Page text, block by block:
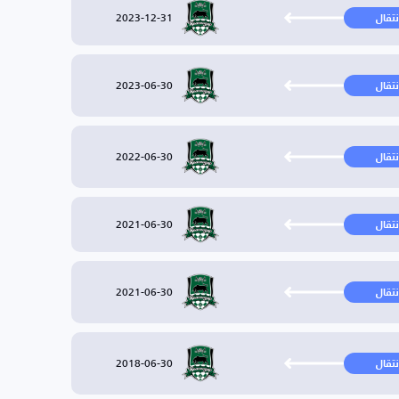
2023-12-31
2023-06-30
2022-06-30
2021-06-30
2021-06-30
2018-06-30